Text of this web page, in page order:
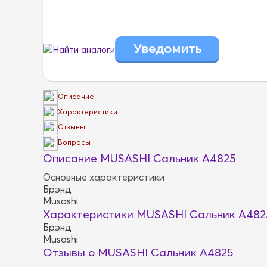
Найти аналоги
Описание
Характеристики
Отзывы
Вопросы
Описание MUSASHI Сальник A4825
Основные характеристики
Брэнд
Musashi
Характеристики MUSASHI Сальник
Брэнд
Musashi
Отзывы о MUSASHI Сальник A4825